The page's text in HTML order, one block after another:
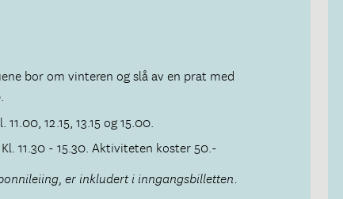
bor om vinteren og slå av en prat med
11.00, 12.15, 13.15 og 15.00.
11.30 - 15.30. Aktiviteten koster 50.-
er inkludert i inngangsbilletten.